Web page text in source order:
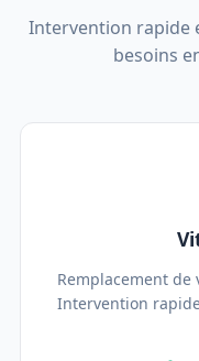
Intervention rapide
besoins
Remplacement
Intervention